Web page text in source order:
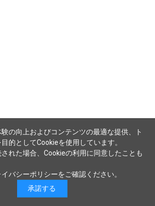
の向上およびコンテンツの最適な提供、ト
的としてCookieを使用しています。
れた場合、Cookieの利用に同意したことも
イバシーポリシーをご確認ください。
承諾する